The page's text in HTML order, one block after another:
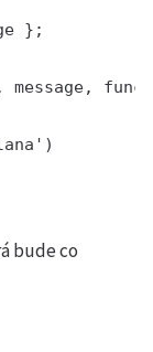
};
message,
bude co